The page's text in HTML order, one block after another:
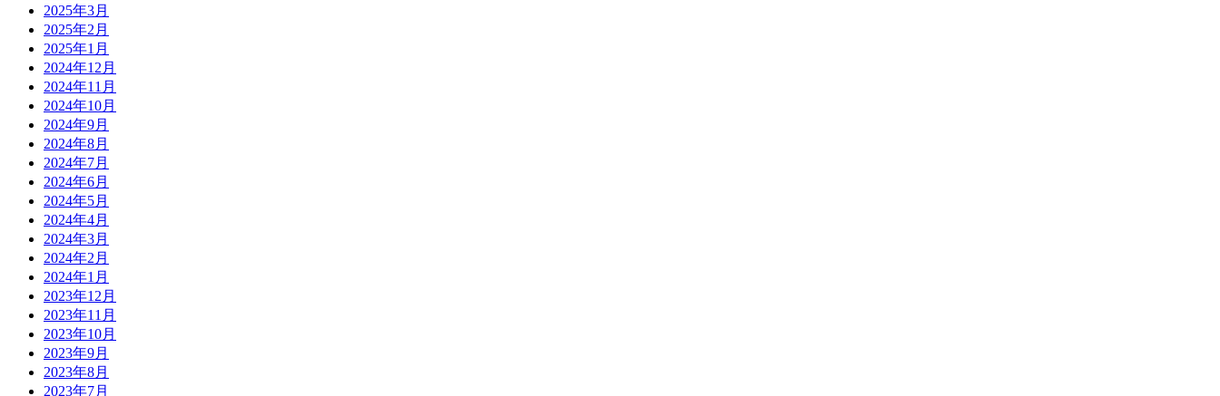
2025年3月
2025年2月
2025年1月
2024年12月
2024年11月
2024年10月
2024年9月
2024年8月
2024年7月
2024年6月
2024年5月
2024年4月
2024年3月
2024年2月
2024年1月
2023年12月
2023年11月
2023年10月
2023年9月
2023年8月
2023年7月